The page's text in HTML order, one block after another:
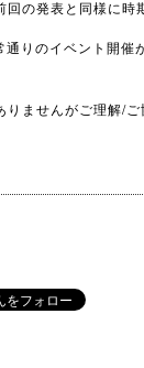
回の発表と同様に時
通りのイベント開催
りませんがご理解/ご